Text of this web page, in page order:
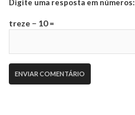
Digite uma resposta em números:
treze − 10 =